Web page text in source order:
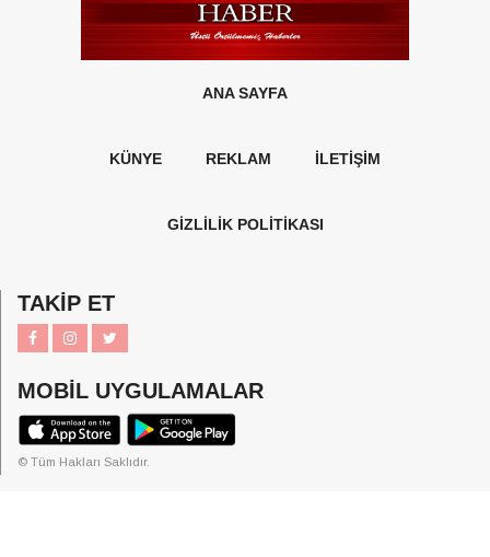
ANA SAYFA
KÜNYE REKLAM İLETİŞİM
GİZLİLİK POLİTİKASI
TAKİP ET
MOBİL UYGULAMALAR
© Tüm Hakları Saklıdır.